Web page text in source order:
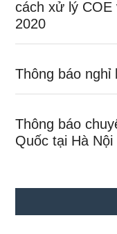
cách xử lý COE
2020
Thông báo
Thông báo
Quốc tại Hà Nội